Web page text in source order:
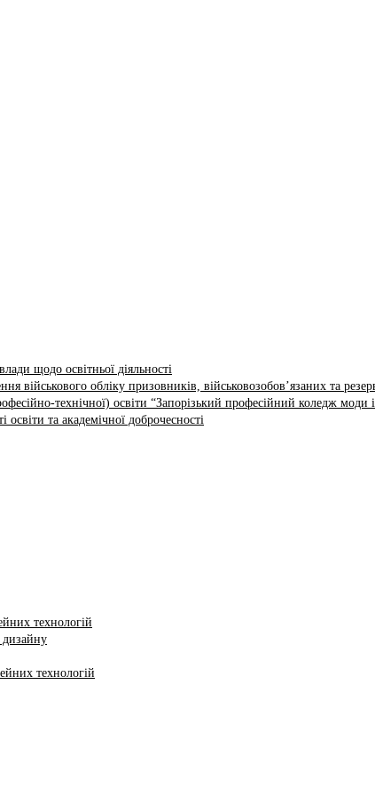
щодо освітньої діяльності
військового обліку призовників, військовозобов’язаних та
технічної) освіти “Запорізький професійний коледж моди
та академічної доброчесності
технологій
дизайну
технологій